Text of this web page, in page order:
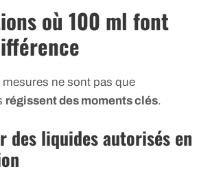
où 100 ml font
ne sont pas que
régissent des moments clés.
des liquides autorisés en